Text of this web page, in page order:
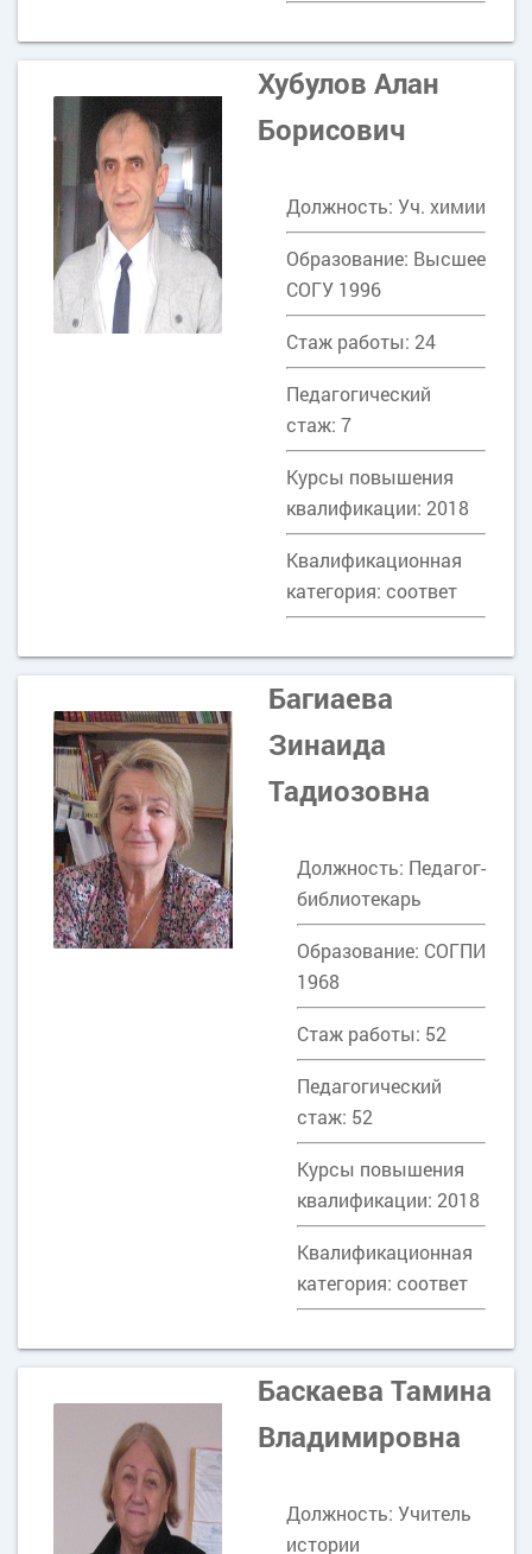
Хубулов Алан
Борисович
Должность: Уч. химии
Образование: Высшее
СОГУ 1996
Стаж работы: 24
Педагогический
стаж: 7
Курсы повышения
квалификации: 2018
Квалификационная
категория: соответ
Багиаева
Зинаида
Тадиозовна
Должность: Педагог-
библиотекарь
Образование: СОГПИ
1968
Стаж работы: 52
Педагогический
стаж: 52
Курсы повышения
квалификации: 2018
Квалификационная
категория: соответ
Баскаева Тамина
Владимировна
Должность: Учитель
истории